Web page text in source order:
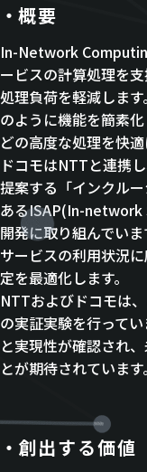
概要
In-Network
ービスの計算処理を
処理負荷を軽減しま
のように機能を簡素
どの高度な処理を快
ドコモはNTTと連携
提案する「インクル
あるISAP(In-
開発に取り組んでい
サービスの利用状況
定を最適化します。
NTTおよびドコモは
の実証実験を行って
と実現性が確認され
とが期待されています。
創出する価値